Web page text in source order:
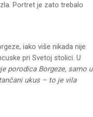
Portret je zato trebalo
iako više nikada nije
pri Svetoj stolici. U
porodica Borgeze, samo u
ukus – to je vila